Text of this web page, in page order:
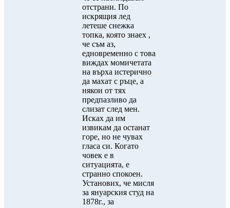
отстрани. По
искрящия лед
летеше снежка
топка, която знаех ,
че съм аз,
едновременно с това
виждах момичетата
на върха истерично
да махат с ръце, а
някои от тях
предпазливо да
слизат след мен.
Исках да им
извикам да останат
горе, но не чувах
гласа си. Когато
човек е в
ситуацията, е
странно спокоен.
Установих, че мисля
за януарския студ на
1878г., за